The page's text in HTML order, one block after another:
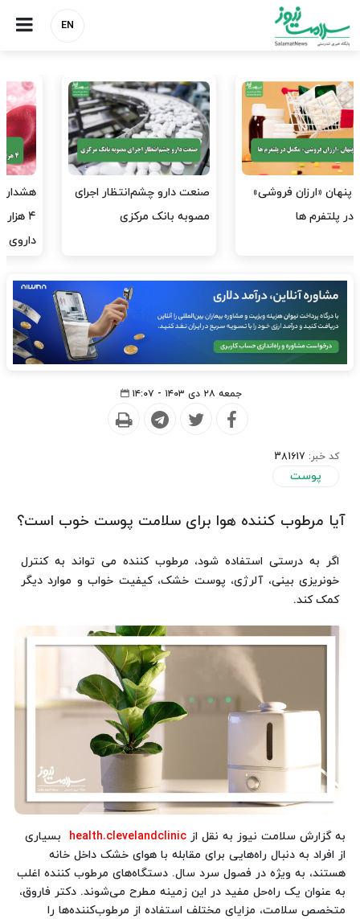
EN
هشدار کانون هموفیلی ایران:
نسخه وزارت بهداشت برای
مهار پزشک‌نماهای
جمعه ۲۸ دی ۱۴۰۳ - ۱۴:۰۷
کد خبر: 381617
پوست
آیا مرطوب کننده هوا برای سلامت پوست خوب است؟
اگر به درستی استفاده شود، مرطوب کننده می تواند به کنترل
خونریزی بینی، آلرژی، پوست خشک، کیفیت خواب و موارد دیگر
کمک کند.
به گزارش سلامت نیوز به نقل از health.clevelandclinic بسیاری
از افراد به دنبال راه‌هایی برای مقابله با هوای خشک داخل خانه
هستند، به ویژه در فصول سرد سال. دستگاه‌های مرطوب کننده اغلب
به عنوان یک راه‌حل مفید در این زمینه مطرح می‌شوند. دکتر فاروق،
متخصص سلامت، مزایای مختلف استفاده از مرطوب‌کننده‌ها را